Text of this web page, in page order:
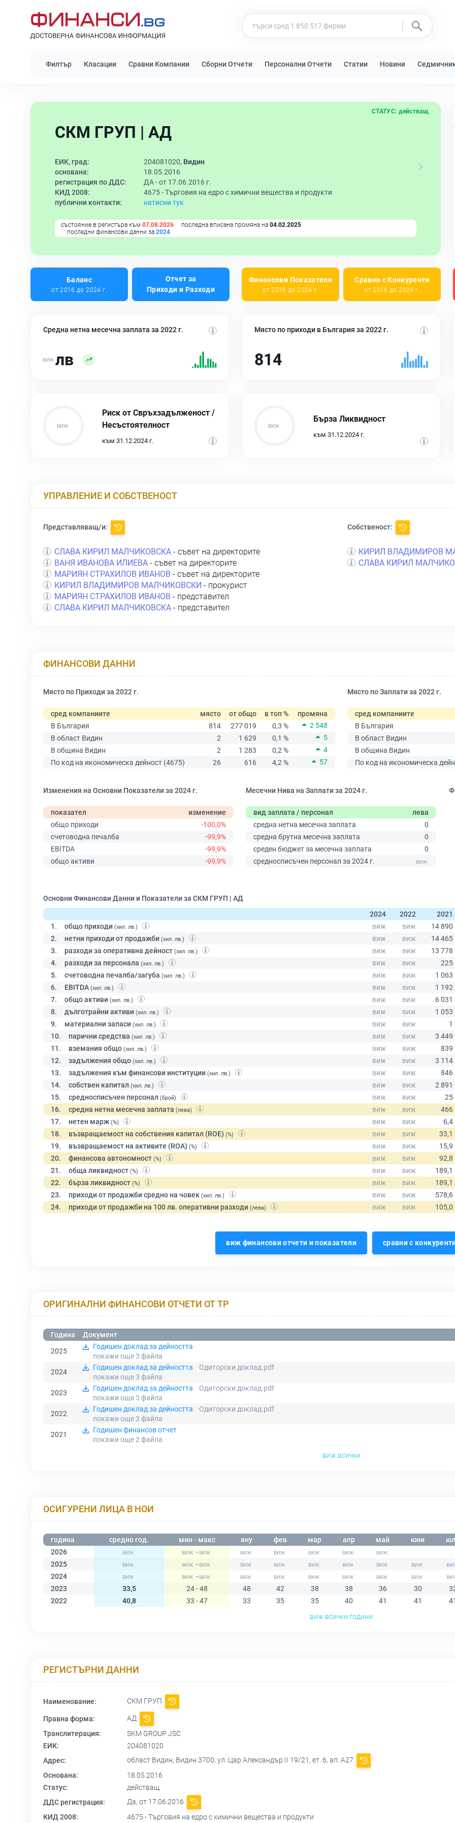
Филтър Класации Сравни Компании Сборни Отчети Персонални Отчети Статии Новини
СКМ ГРУП | АД
СТАТУС: действащ
ЕИК, град: 204081020, Видин
основана:
18.05.2016
регистрация по ДДС:
ДА - от 17.06.2016 г.
КИД 2008:
4675 -Търговия на едро с химични вещества и продукти
публични контакти:
натисни тук
състояние в регистъра към 07.08.2026 последна вписана промяна на 04.02.2025
последни финансови данни за 2024
Баланс
от 2016 до 2024 г.
Отчет за
Приходи и Разходи
Финансови Показатели
от 2016 до 2024 г.
Сравни с Конкуренти
от 2016 до 2024 г.
Средна нетна месечна заплата за 2022 г.
лв
Място по приходи в България за 2022 г.
814
Риск от Свръхзадълженост /
Несъстоятелност
към 31.12.2024 г.
Бърза Ликвидност
към 31.12.2024 г.
УПРАВЛЕНИЕ И СОБСТВЕНОСТ
Представляващ/и:
СЛАВА КИРИЛ МАЛЧИКОВСКА - съвет на директорите
ВАНЯ ИВАНОВА ИЛИЕВА - съвет на директорите
МАРИЯН СТРАХИЛОВ ИВАНОВ - съвет на директорите
КИРИЛ ВЛАДИМИРОВ МАЛЧИКОВСКИ - прокурист
МАРИЯН СТРАХИЛОВ ИВАНОВ - представител
СЛАВА КИРИЛ МАЛЧИКОВСКА - представител
Собственост:
КИРИЛ ВЛАДИМИРОВ
СЛАВА КИРИЛ
ФИНАНСОВИ ДАННИ
Място по Приходи за 2022 г.
сред компаниите място от общо в топ %
промяна
В България
814 277 019 0,3 %
2 548
В област Видин
2 1 629 0,1 %
5
В община Видин
2 1 283 0,2 %
4
По код на икономическа дейност (4675)
26 616 4,2 % 57
Място по Заплати за 2022 г.
сред компаниите
В България
В област Видин
В община Видин
По код на икономическа
Изменения на Основни Показатели за 2024 г.
показател
изменение
общо приходи
-100,0%
счетоводна печалба
-99,9%
EBITDA
-99,9%
общо активи
-99,9%
Месечни Нива на Заплати за 2024 г.
вид заплата / персонал
лева
средна нетна месечна заплата
0
средна брутна месечна заплата
0
среден бюджет за месечна заплата
0
средносписъчен персонал за 2024 г.
Основни Финансови Данни и Показатели за СКМ ГРУП | АД
2024
2022
2021
1.
общо приходи (хил. лв.)
2. нетни приходи от продажби (хил. лв.)
3. разходи за оперативна дейност (хил. лв.)
4. разходи за персонала (хил. лв.)
5. счетоводна печалба/загуба (хил. лв.)
6. EBITDA (хил. лв.)
7. общо активи (хил. лв.)
8. дълготрайни активи (хил. лв.)
9. материални запаси (хил. лв.)
10. парични средства (хил. лв.)
11. вземания общо (хил. лв.)
12. задължения общо (хил. лв.)
13. задължения към финансови институции (хил. лв.)
14. собствен капитал (хил. лв.)
15. средносписъчен персонал (брой)
16. средна нетна месечна заплата (лева)
17. нетен марж (%)
18. възвращаемост на собствения капитал (ROE) (%)
19. възвращаемост на активите (ROA) (%)
20. финансова автономност (%)
21. обща ликвидност (%)
22. бърза ликвидност (%)
23. приходи от продажби средно на човек (хил. лв.)
24. приходи от продажби на 100 лв. оперативни разходи (лева)
виж финансови отчети и показатели сравни с
ОРИГИНАЛНИ ФИНАНСОВИ ОТЧЕТИ ОТ ТР
Година
Документ
2025
Годишен доклад за дейността
покажи още 3 файла
2024
Годишен доклад за дейността
Одиторски доклад.pdf
покажи още 3 файла
2023
Годишен доклад за дейността
Одиторски доклад.pdf
покажи още 3 файла
2022
Годишен доклад за дейността
Одиторски доклад.pdf
покажи още 3 файла
2021
Годишен финансов отчет
покажи още 2 файла
виж всички
ОСИГУРЕНИ ЛИЦА В НОИ
година средно год. мин - макс яну фев мар апр май юни
2026
-
2025
-
2024
-
2023
33,5 24 - 48 48 42 38 38 36 30
2022
40,8 33 - 47 33 35 35 40 41 41
виж всички години
РЕГИСТЪРНИ ДАННИ
Наименование: СКМ ГРУП
Правна форма:
АД
Транслитерация:
SKM GROUP JSC
ЕИК:
204081020
Адрес:
област Видин, Видин 3700, ул. Цар Александър II 19/21, ет. 6, ап. А27
Основана:
18.05.2016
Статус:
действащ
ДДС регистрация:
Да, от 17.06.2016
КИД 2008:
4675 - Търговия на едро с химични вещества и продукти